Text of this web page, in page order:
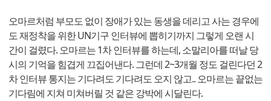
오마르처럼 부모도 없이 장애가 있는 동생을 데리고 사는 경우에
도 재정착을 위한 UN기구 인터뷰에 뽑히기까지 그렇게 오랜 시
간이 걸렸다. 오마르는 1차 인터뷰를 하는데, 소말리아를 떠날 당
시의 기억을 힘겹게 끄집어낸다. 그런데 2~3개월 정도 걸린다던 2
차 인터뷰 통지는 기다려도 기다려도 오지 않고.. 오마르는 끝없는
기다림에 지쳐 미쳐버릴 것 같은 강박에 시달린다.